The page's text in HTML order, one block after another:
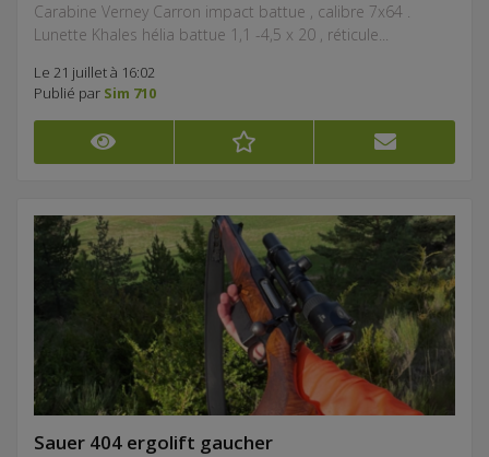
Carabine Verney Carron impact battue , calibre 7x64 .
Lunette Khales hélia battue 1,1 -4,5 x 20 , réticule...
Le 21 juillet à 16:02
Publié par Sim 710
Sauer 404 ergolift gaucher